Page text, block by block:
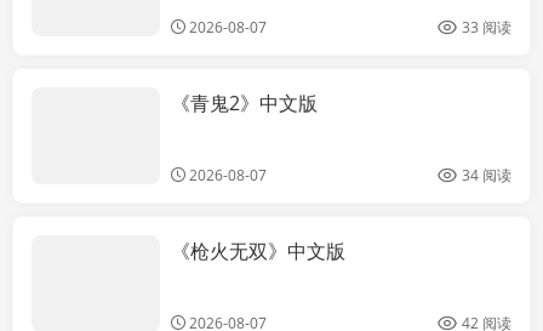
2026-08-07 33 阅读
电脑软件
《青鬼2》中文版
2026-08-07 34 阅读
电脑软件
《枪火无双》中文版
2026-08-07 42 阅读